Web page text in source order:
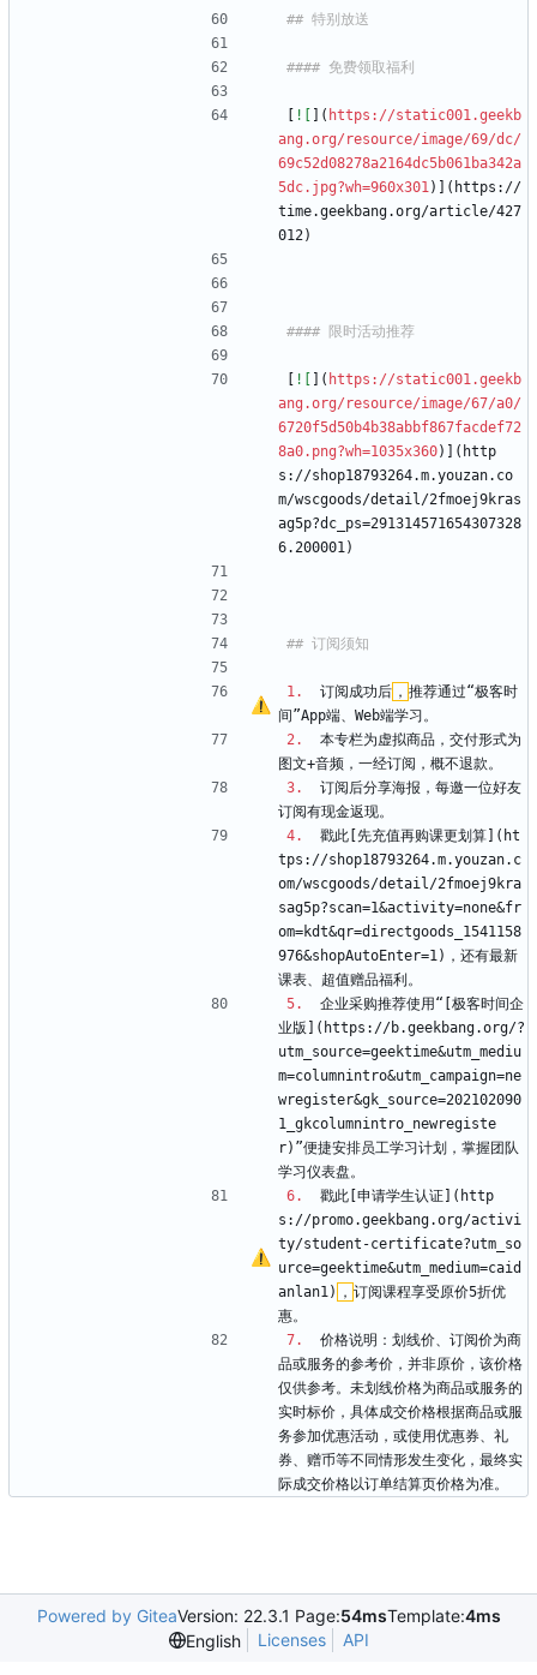
![ ]( https://static001.geekb
ang.org/resource/image/69/dc/
69c52d08278a2164dc5b061ba342a
5dc.jpg?wh=960x301)](https://
time.geekbang.org/article/427
012)
![ ]( https://static001.geekb
ang.org/resource/image/67/a0/
6720f5d50b4b38abbf867facdef72
8a0.png?wh=1035x360)](http
s://shop18793264.m.youzan.co
m/wscgoods/detail/2fmoej9kras
ag5p?dc_ps=291314571654307328
6.200001)
1.
  订阅成功后
， 推荐通过“极客时
间”App端、Web端学习。
2.
  本专栏为虚拟商品，交付形式为
图文+音频，一经订阅，概不退款。
3.
  订阅后分享海报，每邀一位好友
订阅有现金返现。
4.
  戳此[先充值再购课更划算](ht
tps://shop18793264.m.youzan.c
om/wscgoods/detail/2fmoej9kra
sag5p?scan=1&activity=none&fr
om=kdt&qr=directgoods_1541158
976&shopAutoEnter=1)，还有最新
课表、超值赠品福利。
5.
  企业采购推荐使用“[极客时间企
业版](https://b.geekbang.org/?
utm_source=geektime&utm_mediu
m=columnintro&utm_campaign=ne
wregister&gk_source=202102090
1_gkcolumnintro_newregiste
r)”便捷安排员工学习计划，掌握团队
学习仪表盘。
6.
  戳此[申请学生认证](http
s://promo.geekbang.org/activi
ty/student-certificate?utm_so
urce=geektime&utm_medium=caid
anlan1) ， 订阅课程享受原价5折优
惠。
7.
  价格说明：划线价、订阅价为商
品或服务的参考价，并非原价，该价格
仅供参考。未划线价格为商品或服务的
实时标价，具体成交价格根据商品或服
务参加优惠活动，或使用优惠券、礼
券、赠币等不同情形发生变化，最终实
际成交价格以订单结算页价格为准。
Powered by GiteaVersion: 22.3.1 Page:54msTemplate:4ms
English
Licenses API